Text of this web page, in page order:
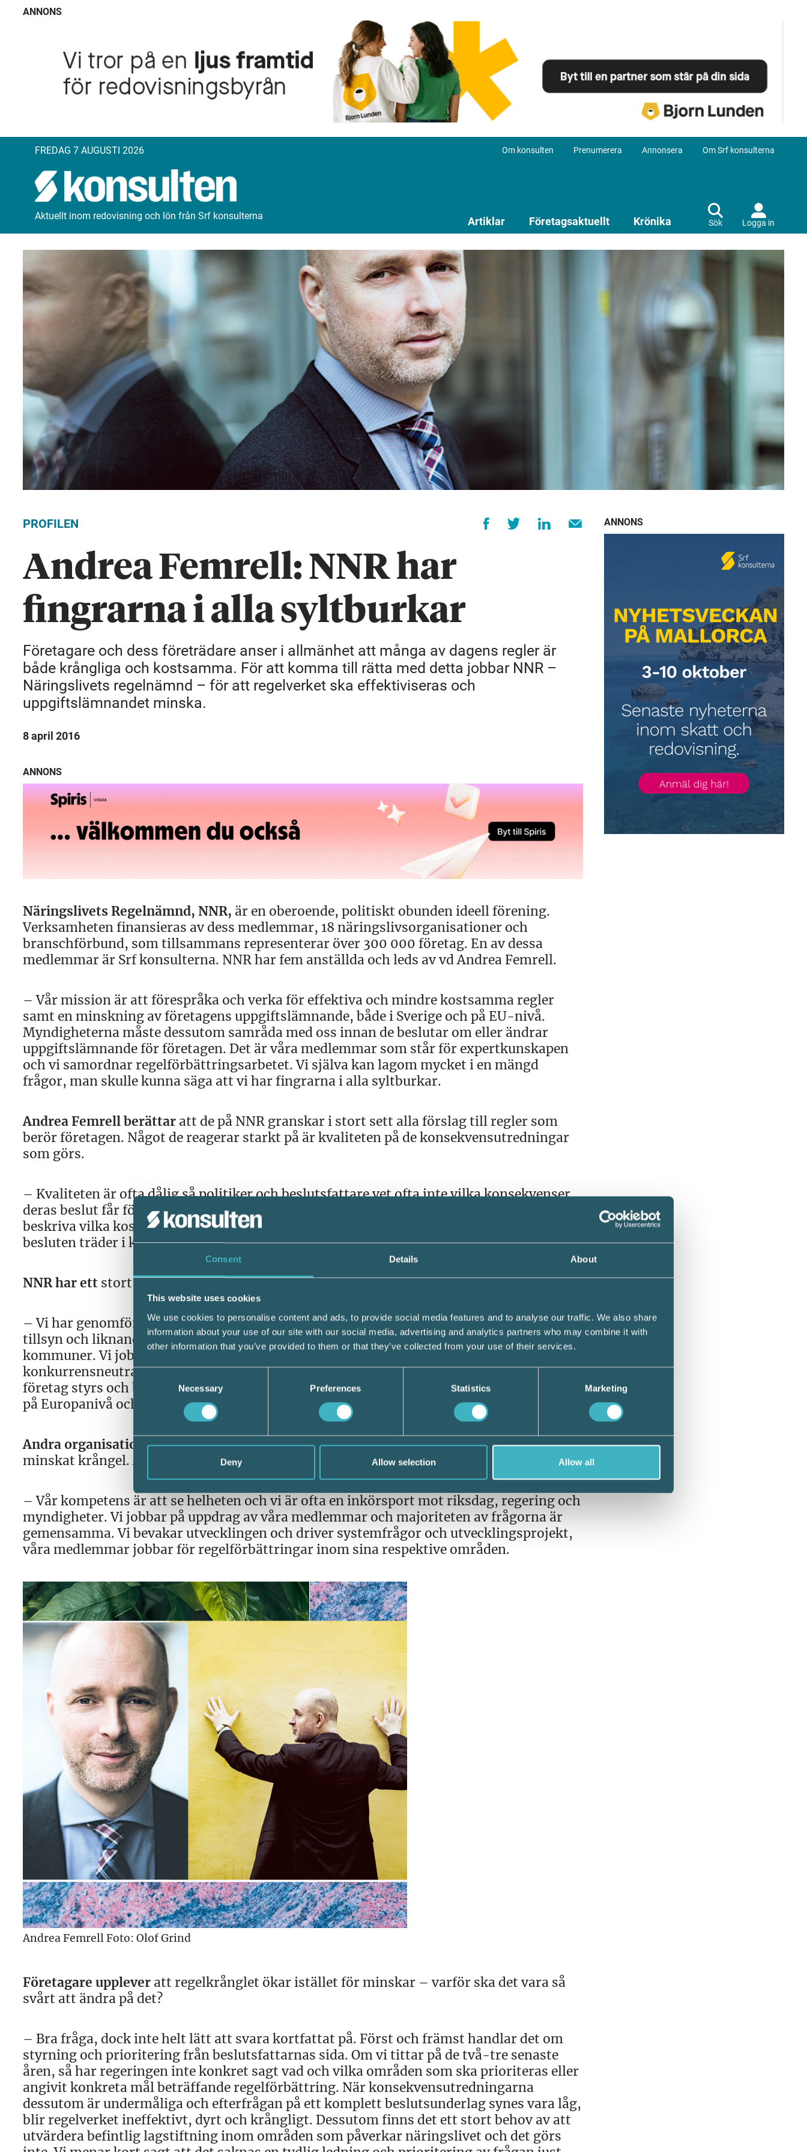
Consent Details About
This website uses cookies
We use cookies to personalise content and ads, to provide social media features and to analyse our traffic. We also share
information about your use of our site with our social media, advertising and analytics partners who may combine it with
other information that you’ve provided to them or that they’ve collected from your use of their services.
Consent
Necessary Preferences Statistics Marketing
Deny Allow selection Allow all
ANNONS
FREDAG 7 AUGUSTI 2026 Om konsulten Prenumerera Annonsera Om Srf konsulterna
Aktuellt inom redovisning och lön från Srf konsulterna Artiklar Företagsaktuellt Krönika Sök Logga in
PROFILEN
Andrea Femrell: NNR har
fingrarna i alla syltburkar
Företagare och dess företrädare anser i allmänhet att många av dagens regler är
både krångliga och kostsamma. För att komma till rätta med detta jobbar NNR –
Näringslivets regelnämnd – för att regelverket ska effektiviseras och
uppgiftslämnandet minska.
8 april 2016
ANNONS
Näringslivets Regelnämnd, NNR, är en oberoende, politiskt obunden ideell förening.
Verksamheten finansieras av dess medlemmar, 18 näringslivsorganisationer och
branschförbund, som tillsammans representerar över 300 000 företag. En av dessa
medlemmar är Srf konsulterna. NNR har fem anställda och leds av vd Andrea Femrell.
– Vår mission är att förespråka och verka för effektiva och mindre kostsamma regler
samt en minskning av företagens uppgiftslämnande, både i Sverige och på EU-nivå.
Myndigheterna måste dessutom samråda med oss innan de beslutar om eller ändrar
uppgiftslämnande för företagen. Det är våra medlemmar som står för expertkunskapen
och vi samordnar regelförbättringsarbetet. Vi själva kan lagom mycket i en mängd
frågor, man skulle kunna säga att vi har fingrarna i alla syltburkar.
Andrea Femrell berättar att de på NNR granskar i stort sett alla förslag till regler som
berör företagen. Något de reagerar starkt på är kvaliteten på de konsekvensutredningar
som görs.
– Kvaliteten är ofta dålig så politiker och beslutsfattare vet ofta inte vilka konsekvenser
deras beslut får för företagen. Konsekvensutredningarna är bristfälliga när det gäller att
beskriva vilka kostnader och konkurrensförutsättningar reglerna får för företagen om
besluten träder i kraft. Det kan jag tycka är lite skrämmande.
NNR har ett stort arbetsfält, man jobbar på kommunal nivå såväl som internationellt.
– Vi har genomfört kommunundersökningar och jämfört handläggningstider, avgifter,
tillsyn och liknande, berättar Andrea. Det visar sig att det är stora skillnader mellan
kommuner. Vi jobbar för att det ska vara mer homogent och försöker skapa
konkurrensneutralitet. Man måste också komma ihåg att många regler som gäller
företag styrs och bestäms på EU-nivå, ungefär hälften av dem. Därför är vi mycket aktiva
på Europanivå och driver frågor gentemot EU-kommissionen och EU-parlamentet.
Andra organisationer,som Företagarna och Svenskt Näringsliv, jobbar också för
minskat krångel. Arbetar ni ihop eller driver var och en sin egen agenda?
– Vår kompetens är att se helheten och vi är ofta en inkörsport mot riksdag, regering och
myndigheter. Vi jobbar på uppdrag av våra medlemmar och majoriteten av frågorna är
gemensamma. Vi bevakar utvecklingen och driver systemfrågor och utvecklingsprojekt,
våra medlemmar jobbar för regelförbättringar inom sina respektive områden.
Andrea Femrell Foto: Olof Grind
Företagare upplever att regelkrånglet ökar istället för minskar – varför ska det vara så
svårt att ändra på det?
– Bra fråga, dock inte helt lätt att svara kortfattat på. Först och främst handlar det om
styrning och prioritering från beslutsfattarnas sida. Om vi tittar på de två-tre senaste
åren, så har regeringen inte konkret sagt vad och vilka områden som ska prioriteras eller
angivit konkreta mål beträffande regelförbättring. När konsekvensutredningarna
dessutom är undermåliga och efterfrågan på ett komplett beslutsunderlag synes vara låg,
blir regelverket ineffektivt, dyrt och krångligt. Dessutom finns det ett stort behov av att
utvärdera befintlig lagstiftning inom områden som påverkar näringslivet och det görs
ANNONS